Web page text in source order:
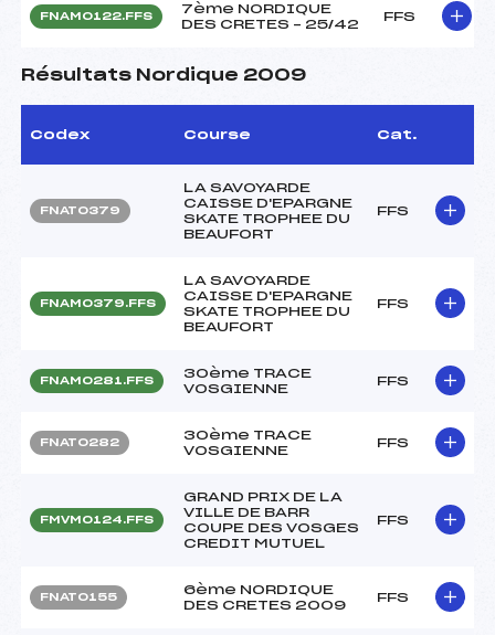
FNAM0122.FFS
7ème NORDIQUE
DES CRETES – 25/42
FFS
Résultats Nordique 2009
Codex Course Cat.
FNAT0379
LA SAVOYARDE
CAISSE D'EPARGNE
SKATE TROPHEE DU
BEAUFORT
FFS
FNAM0379.FFS
LA SAVOYARDE
CAISSE D'EPARGNE
SKATE TROPHEE DU
BEAUFORT
FFS
FNAM0281.FFS
30ème TRACE
VOSGIENNE
FFS
FNAT0282
30ème TRACE
VOSGIENNE
FFS
FMVM0124.FFS
GRAND PRIX DE LA
VILLE DE BARR
COUPE DES VOSGES
CREDIT MUTUEL
FFS
FNAT0155
6ème NORDIQUE
DES CRETES 2009
FFS